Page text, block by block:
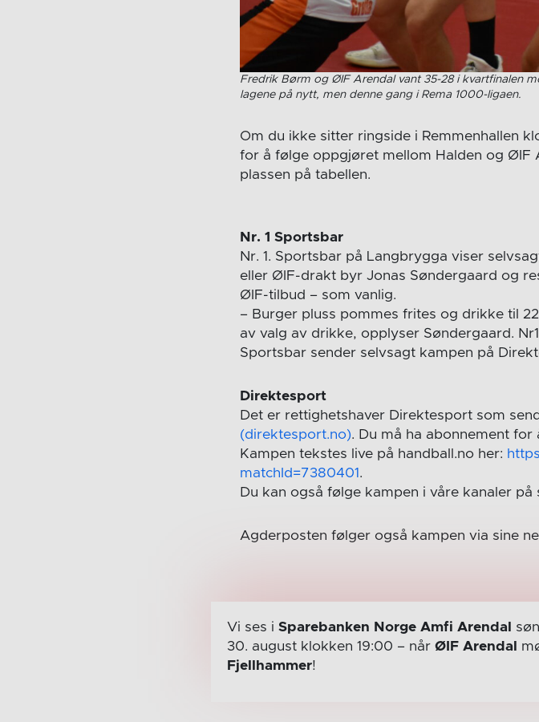
Fredrik Børm og ØIF Arendal vant 35-28 i kvartfinalen
lagene på nytt, men denne gang i Rema 1000-ligaen.
Om du ikke sitter ringside i Remmenhallen
for å følge oppgjøret mellom Halden og ØIF
plassen på tabellen.
Nr. 1 Sportsbar
Nr. 1. Sportsbar på Langbrygga viser
eller ØIF-drakt byr Jonas Søndergaard og
ØIF-tilbud – som vanlig.
– Burger pluss pommes frites og drikke til
av valg av drikke, opplyser Søndergaard.
Sportsbar sender selvsagt kampen på
Direktesport
Det er rettighetshaver Direktesport som
(direktesport.no). Du må ha abonnement for
Kampen tekstes live på handball.no her:
matchId=7380401 .
Du kan også følge kampen i våre kanaler
Agderposten følger også kampen via sine
Vi ses i Sparebanken Norge Amfi Arendal
30. august klokken 19:00 – når ØIF Arendal
Fjellhammer!